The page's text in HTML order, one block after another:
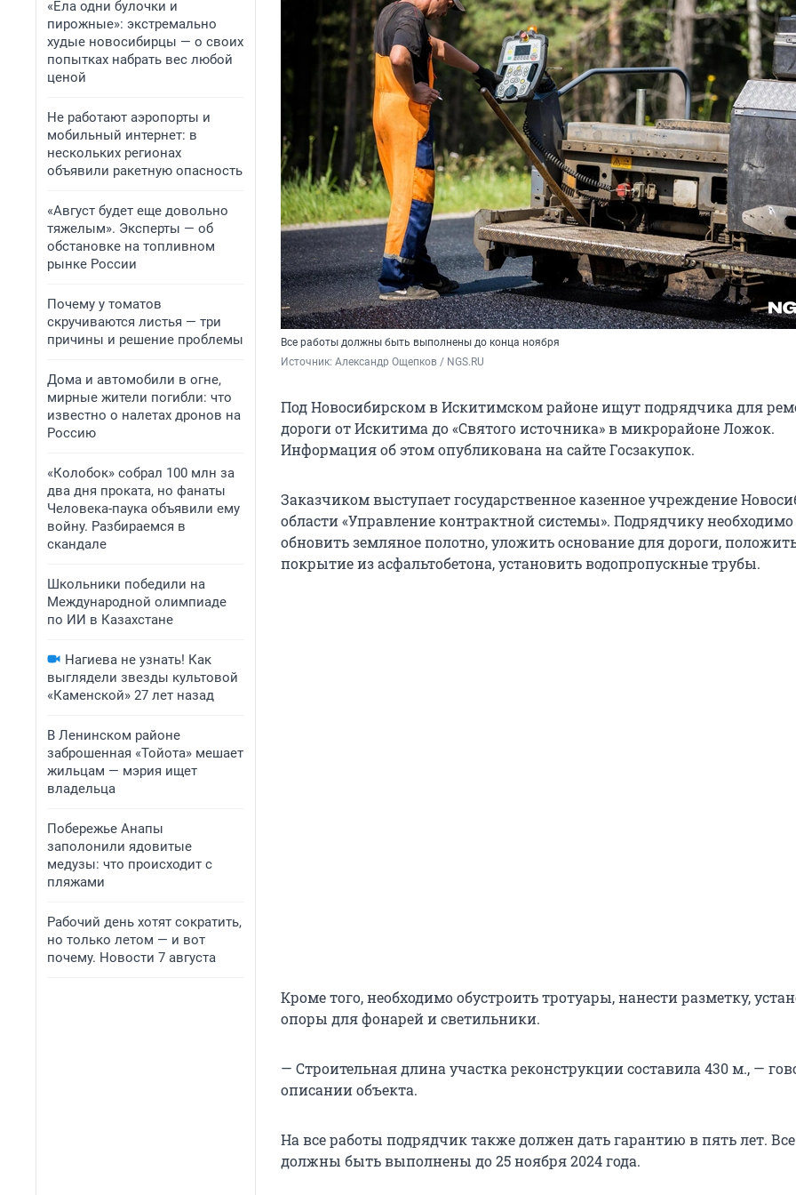
«Ела одни булочки и
пирожные»: экстремально
худые новосибирцы — о своих
попытках набрать вес любой
ценой
Не работают аэропорты и
мобильный интернет: в
нескольких регионах
объявили ракетную опасность
«Август будет еще довольно
тяжелым». Эксперты — об
обстановке на топливном
рынке России
Почему у томатов
скручиваются листья — три
причины и решение проблемы
Дома и автомобили в огне,
мирные жители погибли: что
известно о налетах дронов на
Россию
«Колобок» собрал 100 млн за
два дня проката, но фанаты
Человека-паука объявили ему
войну. Разбираемся в
скандале
Школьники победили на
Международной олимпиаде
по ИИ в Казахстане
Нагиева не узнать! Как
выглядели звезды культовой
«Каменской» 27 лет назад
В Ленинском районе
заброшенная «Тойота» мешает
жильцам — мэрия ищет
владельца
Побережье Анапы
заполонили ядовитые
медузы: что происходит с
пляжами
Рабочий день хотят сократить,
но только летом — и вот
почему. Новости 7 августа
Все работы должны быть выполнены до конца ноября
Источник: Александр Ощепков / NGS.RU
Под Новосибирском в Искитимском районе ищут подрядчика для
дороги от Искитима до «Святого источника» в микрорайоне Ложок.
Информация об этом опубликована на сайте Госзакупок.
Заказчиком выступает государственное казенное учреждение
области «Управление контрактной системы». Подрядчику необходимо
обновить земляное полотно, уложить основание для дороги,
покрытие из асфальтобетона, установить водопропускные трубы.
Кроме того, необходимо обустроить тротуары, нанести разметку,
опоры для фонарей и светильники.
— Строительная длина участка реконструкции составила 430 м., —
описании объекта.
На все работы подрядчик также должен дать гарантию в пять лет.
должны быть выполнены до 25 ноября 2024 года.